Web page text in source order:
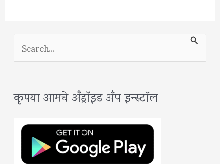
S
e
r
कृपया आमचे अँड्रॉइड अँप इन्स्टॉल